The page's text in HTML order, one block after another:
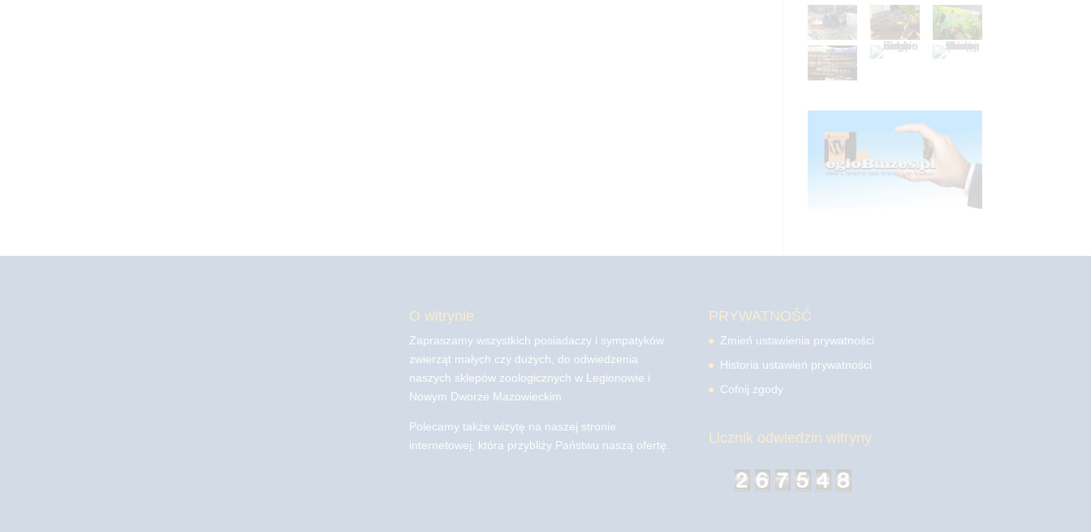
O witrynie
Zapraszamy wszystkich posiadaczy i sympatyków
zwierząt małych czy dużych, do odwiedzenia
naszych sklepów zoologicznych w Legionowie i
Nowym Dworze Mazowieckim
Polecamy także wizytę na naszej stronie
internetowej, która przybliży Państwu naszą ofertę.
PRYWATNOŚĆ
Zmień ustawienia prywatności
Historia ustawień prywatności
Cofnij zgody
Licznik odwiedzin witryny